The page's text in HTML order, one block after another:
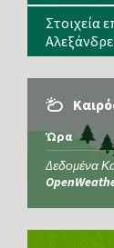
Στοιχεία
Ώρα
Δεδομένα